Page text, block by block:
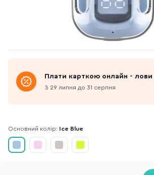
Плати карткою онлайн - лови
З 29 липня до 31 серпня
Основний колір: Ice Blue